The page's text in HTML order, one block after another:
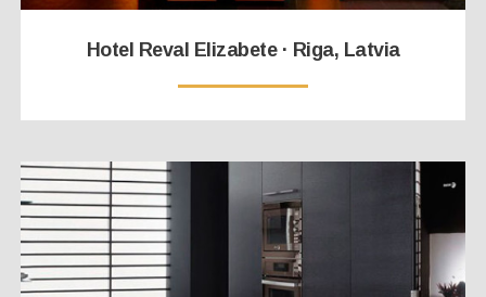
Hotel Reval Elizabete · Riga, Latvia